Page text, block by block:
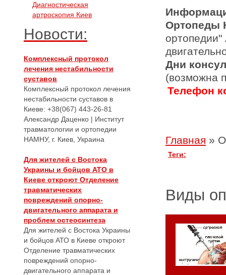
Диагностическая
артроскопия Киев
Новости:
Комплексный протокол
лечения нестабильности
суставов
Комплексный протокол лечения
нестабильности суставов в
Киеве: +38(067) 443-26-81
Александр Даценко | Институт
травматологии и ортопедии
НАМНУ, г. Киев, Украина
Для жителей с Востока
Украины и бойцов АТО в
Киеве откроют Отделение
травматических
повреждений опорно-
двигательного аппарата и
проблем остеосинтеза
Для жителей с Востока Украины
и бойцов АТО в Киеве откроют
Отделение травматических
повреждений опорно-
двигательного аппарата и
Ортопеды
Дни
(возможна
Телефон
Главная »
Теги:
Виды